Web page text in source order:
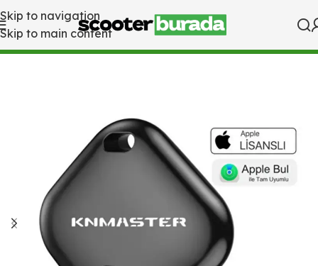
Skip to navigation
Skip to main content
Ana Sayfa Tüm Ürünler